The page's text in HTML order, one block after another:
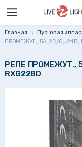
Главная > Пусковая
ПРОМЕЖУТ., 5А, 2С/О,=24В,
РЕЛЕ ПРОМЕЖУТ.,
RXG22BD